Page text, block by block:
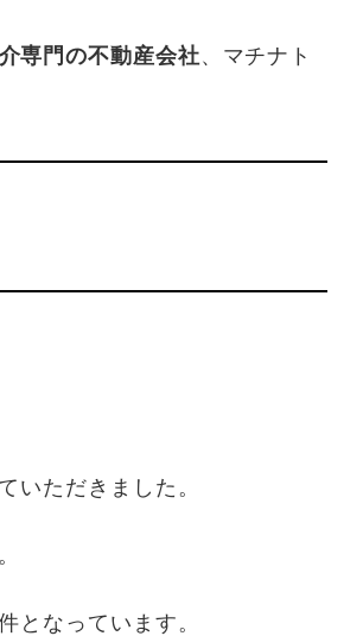
専門の不動産会社、マチナト
いただきました。
となっています。